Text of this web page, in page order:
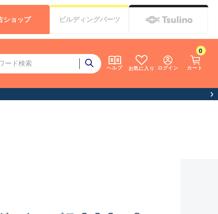
ヘルプ お気に入り ログイン カート
0
ショップ ビルディングパーツ